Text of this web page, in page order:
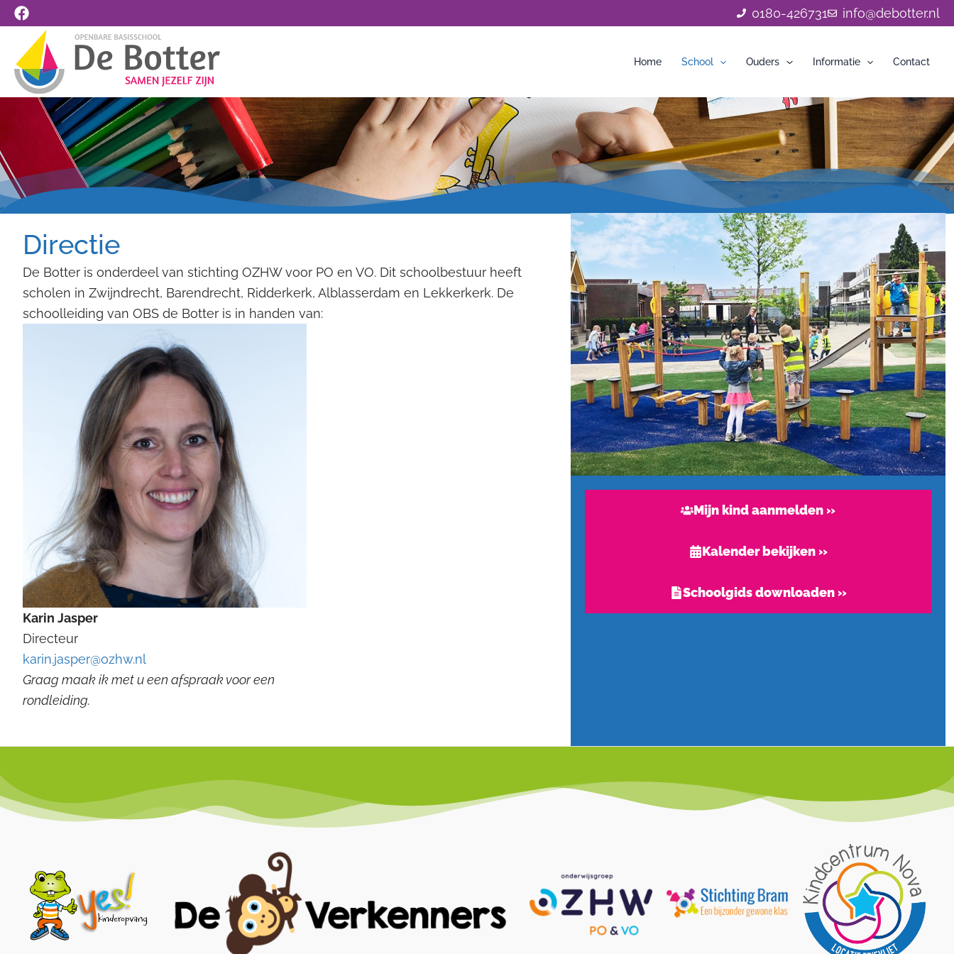
Ga
naar
inhoud
0180-426731 info@debotter.nl
Home School Ouders Informatie Contact
Directie
De Botter is onderdeel van stichting OZHW voor PO en VO. Dit schoolbestuur heeft
scholen in Zwijndrecht, Barendrecht, Ridderkerk, Alblasserdam en Lekkerkerk. De
schoolleiding van OBS de Botter is in handen van:
Karin Jasper
Directeur
karin.jasper@ozhw.nl
Graag maak ik met u een afspraak voor een
rondleiding.
Mijn kind aanmelden »
Kalender bekijken »
Schoolgids downloaden »